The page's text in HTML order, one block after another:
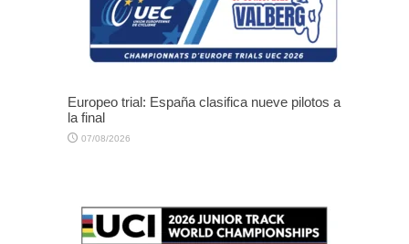
Europeo trial: España clasifica nueve pilotos a
la final
07/08/2026